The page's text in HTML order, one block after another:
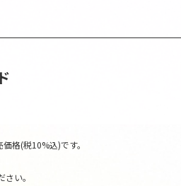
格(税10%込)です。
い。